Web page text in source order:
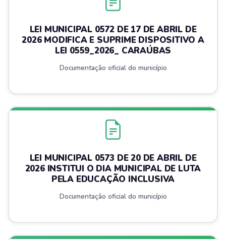
LEI MUNICIPAL 0572 DE 17 DE ABRIL DE
2026 MODIFICA E SUPRIME DISPOSITIVO A
LEI 0559_2026_ CARAÚBAS
Documentação oficial do município
LEI MUNICIPAL 0573 DE 20 DE ABRIL DE
2026 INSTITUI O DIA MUNICIPAL DE LUTA
PELA EDUCAÇÃO INCLUSIVA
Documentação oficial do município